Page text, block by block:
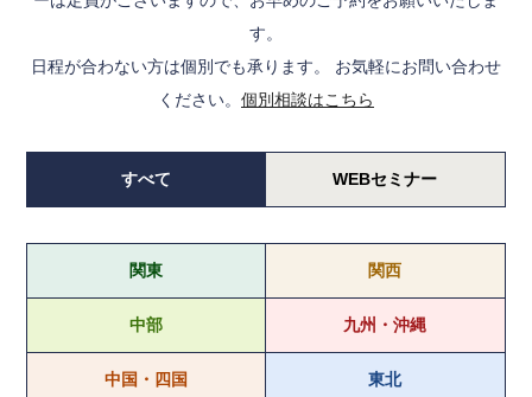
す。
日程が合わない方は個別でも承ります。 お気軽にお問い合わせ
ください。 個別相談はこちら
すべて WEBセミナー
関東 関西
中部 九州・沖縄
中国・四国 東北